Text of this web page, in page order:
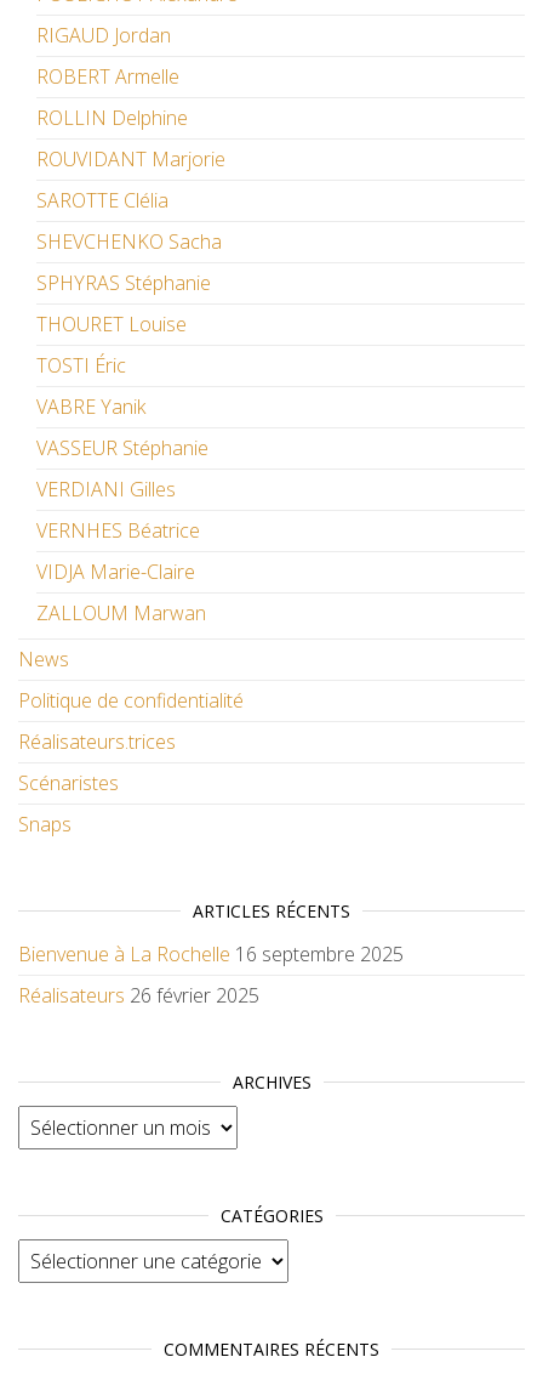
RIGAUD Jordan
ROBERT Armelle
ROLLIN Delphine
ROUVIDANT Marjorie
SAROTTE Clélia
SHEVCHENKO Sacha
SPHYRAS Stéphanie
THOURET Louise
TOSTI Éric
VABRE Yanik
VASSEUR Stéphanie
VERDIANI Gilles
VERNHES Béatrice
VIDJA Marie-Claire
ZALLOUM Marwan
News
Politique de confidentialité
Réalisateurs.trices
Scénaristes
Snaps
ARTICLES RÉCENTS
Bienvenue à La Rochelle 16 septembre 2025
Réalisateurs 26 février 2025
ARCHIVES
Archives
CATÉGORIES
Catégories
COMMENTAIRES RÉCENTS